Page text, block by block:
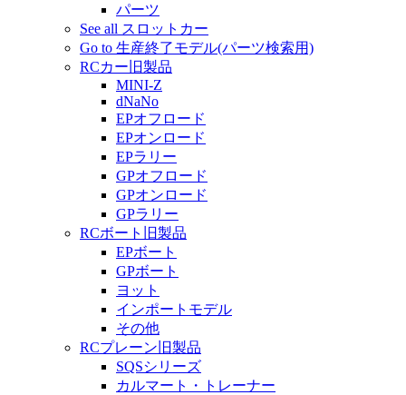
パーツ
See all スロットカー
Go to 生産終了モデル(パーツ検索用)
RCカー旧製品
MINI-Z
dNaNo
EPオフロード
EPオンロード
EPラリー
GPオフロード
GPオンロード
GPラリー
RCボート旧製品
EPボート
GPボート
ヨット
インポートモデル
その他
RCプレーン旧製品
SQSシリーズ
カルマート・トレーナー